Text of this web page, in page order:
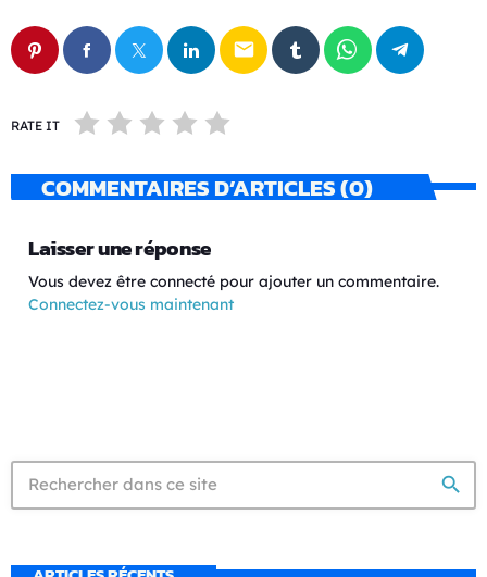
email
RATE IT
COMMENTAIRES D’ARTICLES (0)
Laisser une réponse
Vous devez être connecté pour ajouter un commentaire.
Connectez-vous maintenant
search